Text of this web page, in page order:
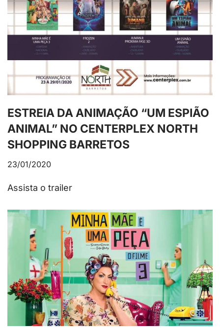
ESTREIA DA ANIMAÇÃO “UM ESPIÃO
ANIMAL” NO CENTERPLEX NORTH
SHOPPING BARRETOS
23/01/2020
Assista o trailer